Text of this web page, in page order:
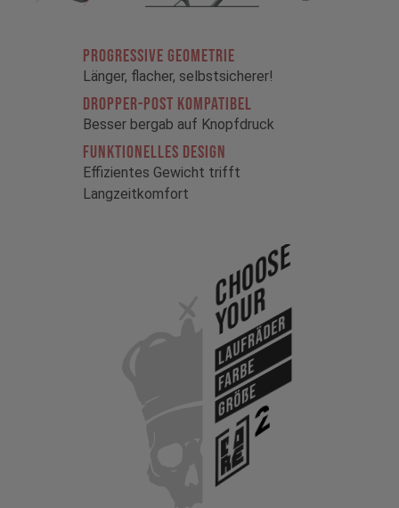
PROGRESSIVE GEOMETRIE
Länger, flacher, selbstsicherer!
DROPPER-POST KOMPATIBEL
Besser bergab auf Knopfdruck
FUNKTIONELLES DESIGN
Effizientes Gewicht trifft
Langzeitkomfort
Choose
Your
Laufräder
Farbe
Größe